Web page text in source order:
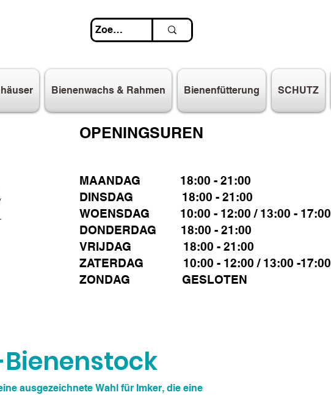
Bienenwachs & Rahmen Bienenfütterung SCHUTZ
OPENINGSUREN
MAANDAG 18:00 - 21:00
DINSDAG 18:00 - 21:00
WOENSDAG 10:00 - 12:00 / 13:00 - 17:00
DONDERDAG 18:00 - 21:00
VRIJDAG 18:00 - 21:00
ZATERDAG 10:00 - 12:00 / 13:00 -17:00
ZONDAG GESLOTEN
ausgezeichnete Wahl für Imker, die eine